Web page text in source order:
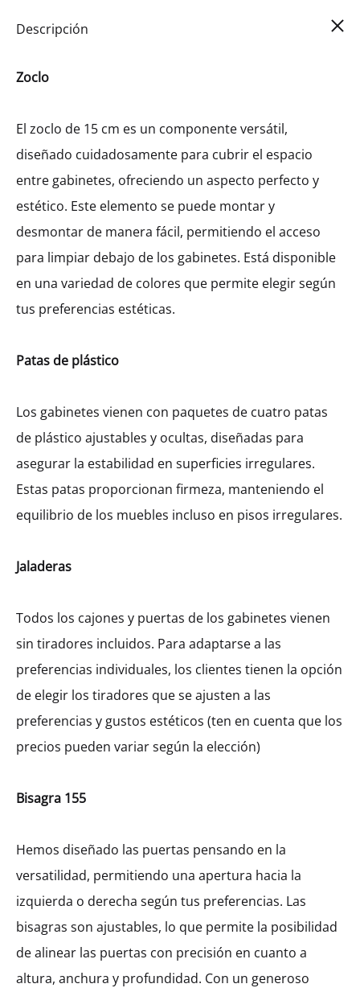
0
Descripción
Zoclo
El zoclo de 15 cm es un componente versátil,
diseñado cuidadosamente para cubrir el espacio
entre gabinetes, ofreciendo un aspecto perfecto y
estético. Este elemento se puede montar y
desmontar de manera fácil, permitiendo el acceso
para limpiar debajo de los gabinetes. Está disponible
en una variedad de colores que permite elegir según
tus preferencias estéticas.
Patas de plástico
Los gabinetes vienen con paquetes de cuatro patas
de plástico ajustables y ocultas, diseñadas para
asegurar la estabilidad en superficies irregulares.
Estas patas proporcionan firmeza, manteniendo el
equilibrio de los muebles incluso en pisos irregulares.
Jaladeras
Todos los cajones y puertas de los gabinetes vienen
sin tiradores incluidos. Para adaptarse a las
preferencias individuales, los clientes tienen la opción
de elegir los tiradores que se ajusten a las
preferencias y gustos estéticos (ten en cuenta que los
precios pueden variar según la elección)
Bisagra 155
Hemos diseñado las puertas pensando en la
versatilidad, permitiendo una apertura hacia la
izquierda o derecha según tus preferencias. Las
bisagras son ajustables, lo que permite la posibilidad
de alinear las puertas con precisión en cuanto a
altura, anchura y profundidad. Con un generoso